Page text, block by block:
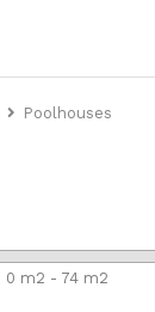
Poolhouses
0 m2 - 74 m2